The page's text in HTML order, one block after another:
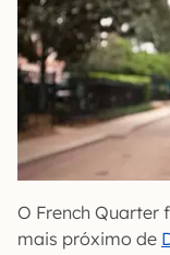
O French Quarter
mais próximo de